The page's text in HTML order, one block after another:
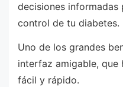
decisiones informadas
control de tu diabetes.
Uno de los grandes
interfaz amigable, que
fácil y rápido.